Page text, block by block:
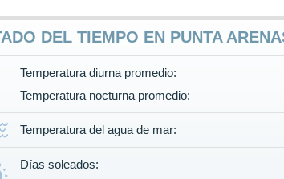
DEL TIEMPO EN PUNTA
Temperatura diurna promedio:
Temperatura nocturna promedio:
Temperatura del agua de mar:
Días soleados: